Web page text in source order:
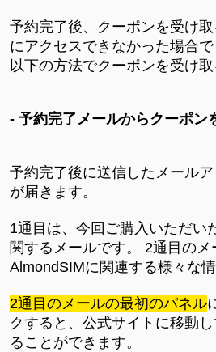
予約完了後、クーポンを受け
にアクセスできなかった場合で
以下の方法でクーポンを受け取
- 予約完了メールからクーポン
予約完了後に送信したメール
が届きます。
1通目は、今回ご購入いただい
関するメールです。 2通目のメ
AlmondSIMに関連する様々な
2通目のメールの最初のパネル
クすると、公式サイトに移動
ることができます。